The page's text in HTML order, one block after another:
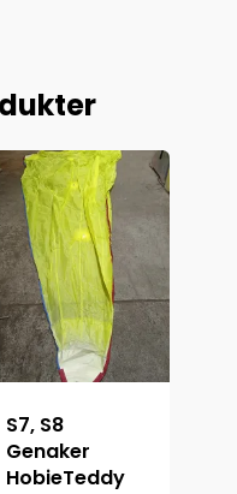
S7, S8
Genaker
HobieTeddy
Hem
Kontakt
Om oss
+46 708 66 84 22